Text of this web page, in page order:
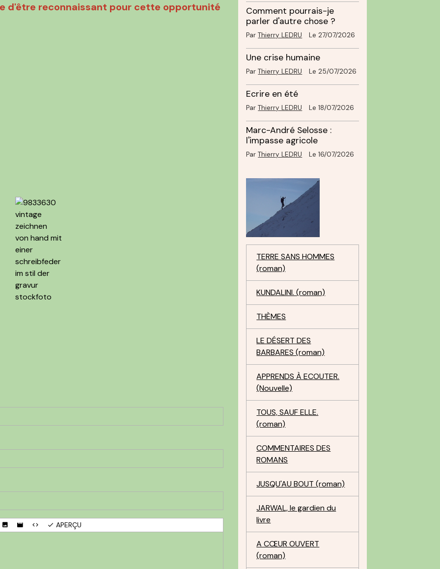
d'être reconnaissant pour cette opportunité
APERÇU
Comment pourrais-je
parler d'autre chose ?
ParThierry LEDRU Le 27/07/2026
Une crise humaine
ParThierry LEDRU Le 25/07/2026
Ecrire en été
ParThierry LEDRU Le 18/07/2026
Marc-André Selosse :
l'impasse agricole
ParThierry LEDRU Le 16/07/2026
TERRE SANS HOMMES
(roman)
KUNDALINI. (roman)
THÈMES
LE DÉSERT DES
BARBARES (roman)
APPRENDS À ECOUTER.
(Nouvelle)
TOUS, SAUF ELLE.
(roman)
COMMENTAIRES DES
ROMANS
JUSQU'AU BOUT (roman)
JARWAL, le gardien du
livre
A CŒUR OUVERT
(roman)